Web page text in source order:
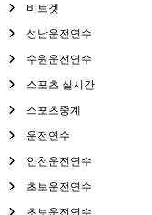
비트겟
성남운전연수
수원운전연수
스포츠 실시간
스포츠중계
운전연수
인천운전연수
초보운전연수
초보운전연수